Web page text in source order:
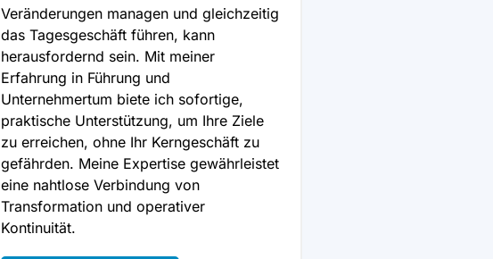
Veränderungen managen und gleichzeitig
das Tagesgeschäft führen, kann
herausfordernd sein. Mit meiner
Erfahrung in Führung und
Unternehmertum biete ich sofortige,
praktische Unterstützung, um Ihre Ziele
zu erreichen, ohne Ihr Kerngeschäft zu
gefährden. Meine Expertise gewährleistet
eine nahtlose Verbindung von
Transformation und operativer
Kontinuität.